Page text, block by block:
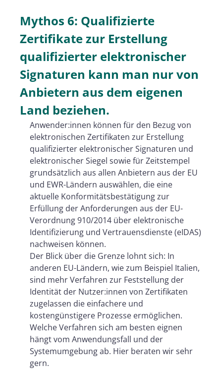
Mythos 6: Qualifizierte
Zertifikate zur Erstellung
qualifizierter elektronischer
Signaturen kann man nur von
Anbietern aus dem eigenen
Land beziehen.
Anwender:innen können für den Bezug von
elektronischen Zertifikaten zur Erstellung
qualifizierter elektronischer Signaturen und
elektronischer Siegel sowie für Zeitstempel
grundsätzlich aus allen Anbietern aus der EU
und EWR-Ländern auswählen, die eine
aktuelle Konformitätsbestätigung zur
Erfüllung der Anforderungen aus der EU-
Verordnung 910/2014 über elektronische
Identifizierung und Vertrauensdienste (eIDAS)
nachweisen können.
Der Blick über die Grenze lohnt sich: In
anderen EU-Ländern, wie zum Beispiel Italien,
sind mehr Verfahren zur Feststellung der
Identität der Nutzer:innen von Zertifikaten
zugelassen die einfachere und
kostengünstigere Prozesse ermöglichen.
Welche Verfahren sich am besten eignen
hängt vom Anwendungsfall und der
Systemumgebung ab. Hier beraten wir sehr
gern.